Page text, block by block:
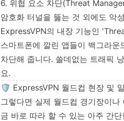
6. 위협 요소 차단(Threat
암호화 터널을 뚫는 것 외에도 악
ExpressVPN의 내장 기능인
스마트폰에 깔린 앱들이 백그라
차단해 줍니다. 쓸데없는 트래픽
요.
🛡️ ExpressVPN 월드컵 현장 및
그렇다면 실제 월드컵 경기장이
금 바로 따라 할 수 있는 아주 간